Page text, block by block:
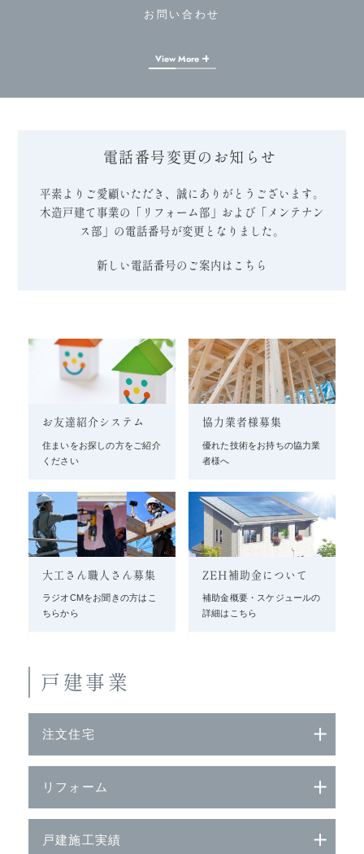
お問い合わせ
View More
電話番号変更のお知らせ
平素よりご愛顧いただき、誠にありがとうございます。
木造戸建て事業の「リフォーム部」および「メンテナン
ス部」の電話番号が変更となりました。
新しい電話番号のご案内はこちら
お友達紹介システム
住まいをお探しの方をご紹介
ください
協力業者様募集
優れた技術をお持ちの協力業
者様へ
大工さん職人さん募集
ラジオCMをお聞きの方はこ
ちらから
ZEH補助金について
補助金概要・スケジュールの
詳細はこちら
戸建事業
注文住宅
リフォーム
戸建施工実績